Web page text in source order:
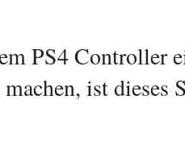
PS4 Controller
machen, ist dieses